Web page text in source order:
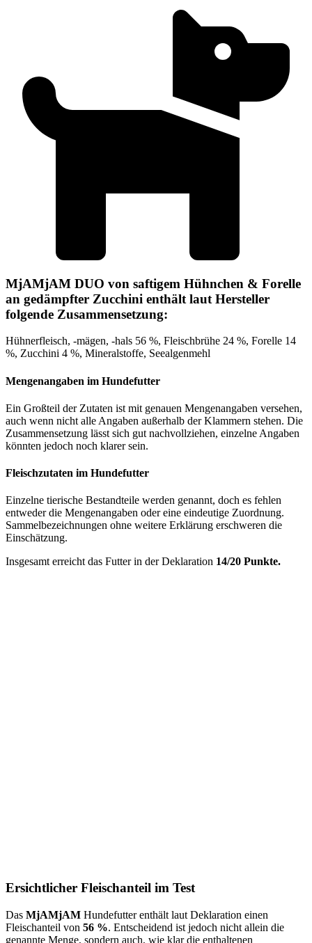
MjAMjAM DUO von saftigem Hühnchen & Forelle
an gedämpfter Zucchini enthält laut Hersteller
folgende Zusammensetzung:
Hühnerfleisch, -mägen, -hals 56 %, Fleischbrühe 24 %, Forelle 14
%, Zucchini 4 %, Mineralstoffe, Seealgenmehl
Mengenangaben im Hundefutter
Ein Großteil der Zutaten ist mit genauen Mengenangaben versehen,
auch wenn nicht alle Angaben außerhalb der Klammern stehen. Die
Zusammensetzung lässt sich gut nachvollziehen, einzelne Angaben
könnten jedoch noch klarer sein.
Fleischzutaten im Hundefutter
Einzelne tierische Bestandteile werden genannt, doch es fehlen
entweder die Mengenangaben oder eine eindeutige Zuordnung.
Sammelbezeichnungen ohne weitere Erklärung erschweren die
Einschätzung.
Insgesamt erreicht das Futter in der Deklaration 14/20 Punkte.
Ersichtlicher Fleischanteil im Test
Das MjAMjAM Hundefutter enthält laut Deklaration einen
Fleischanteil von 56 %. Entscheidend ist jedoch nicht allein die
genannte Menge, sondern auch, wie klar die enthaltenen